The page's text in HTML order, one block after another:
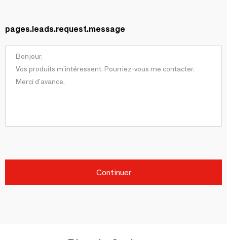
pages.leads.request.message
Continuer